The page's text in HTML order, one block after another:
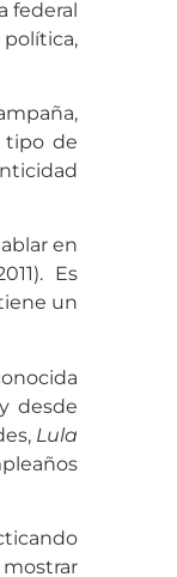
federal
tipo de
en
Es
un
desde
Lula